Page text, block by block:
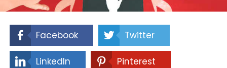
Facebook Twitter
LinkedIn Pinterest